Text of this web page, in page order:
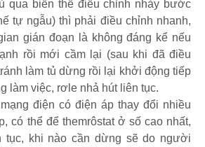
qua biến thế điều chỉnh nhảy bước
tự ngẫu) thì phải điều chỉnh nhanh,
gián đoạn là không đáng kể nếu
rồi mới cầm lại (sau khi đã điều
làm tủ dừng rồi lại khởi động tiếp
làm việc, rơle nhả hút liên tục.
điện có điện áp thay đổi nhiều
có thể để themrôstat ở số cao nhất,
tục, khi nào cần dừng sẽ do người